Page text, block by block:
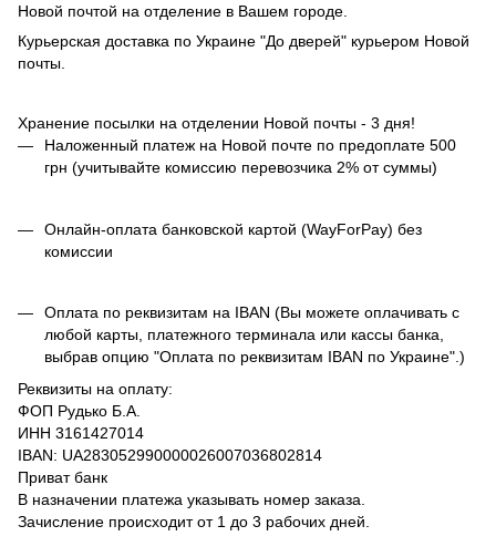
Новой почтой на отделение в Вашем городе.
Курьерская доставка по Украине "До дверей" курьером Новой
почты.
Хранение посылки на отделении Новой почты - 3 дня!
Наложенный платеж на Новой почте по предоплате 500
грн (учитывайте комиссию перевозчика 2% от суммы)
Онлайн-оплата банковской картой (WayForPay) без
комиссии
Оплата по реквизитам на IBAN (Вы можете оплачивать с
любой карты, платежного терминала или кассы банка,
выбрав опцию "Оплата по реквизитам IBAN по Украине".)
Реквизиты на оплату:
ФОП Рудько Б.А.
ИНН 3161427014
IBAN: UA283052990000026007036802814
Приват банк
В назначении платежа указывать номер заказа.
Зачисление происходит от 1 до 3 рабочих дней.